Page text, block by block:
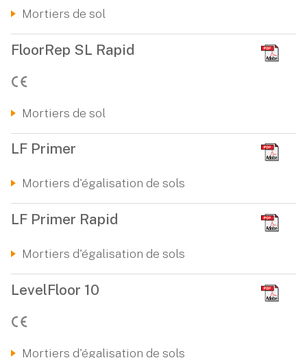
Mortiers de sol
FloorRep SL Rapid
Mortiers de sol
LF Primer
Mortiers d'égalisation de sols
LF Primer Rapid
Mortiers d'égalisation de sols
LevelFloor 10
Mortiers d'égalisation de sols